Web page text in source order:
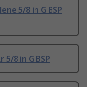
5/8 in G BSP
5/8 in G BSP